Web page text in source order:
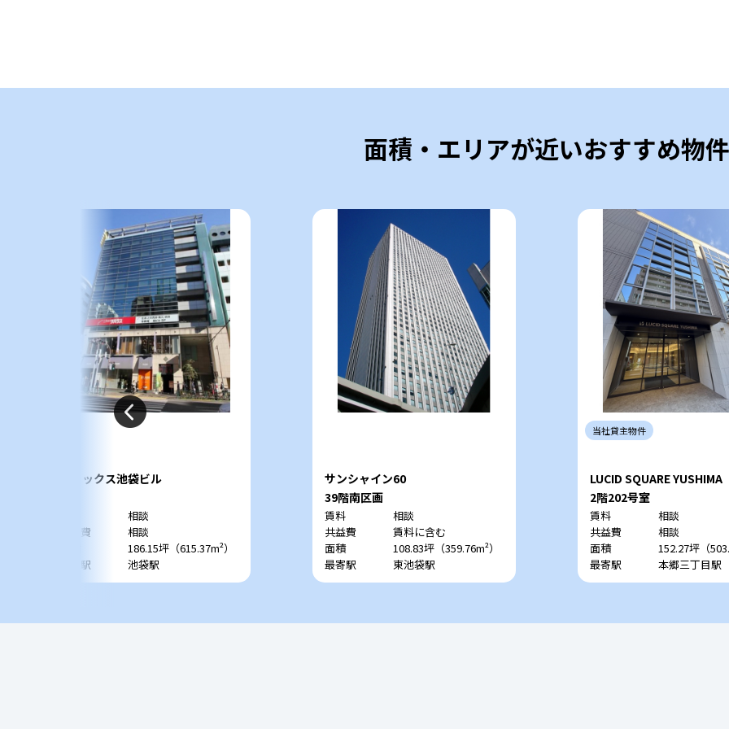
面積・エリアが近いおすすめ物件
オリックス池袋ビル
相談
共益費
相談
186.15坪（615.37m²）
最寄駅
池袋駅
サンシャイン60
39階南区画
賃料
相談
共益費
賃料に含む
面積
108.83坪（359.76m²）
最寄駅
東池袋駅
当社貸主物件
LUCID SQUARE YUSHIMA
2階202号室
賃料
相談
共益費
相談
面積
152.27坪（
最寄駅
本郷三丁目駅